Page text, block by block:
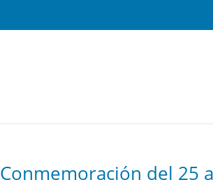
Conmemoración del 25